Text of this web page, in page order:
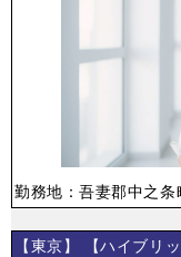
勤務地：吾妻郡中之条
【東京】 【ハイブリ